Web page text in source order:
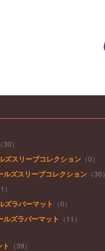
30）
ズスリーブコレクション （0）
ルズスリーブコレクション （30）
）
ズラバーマット
（0）
ルズラバーマット （11）
（39）